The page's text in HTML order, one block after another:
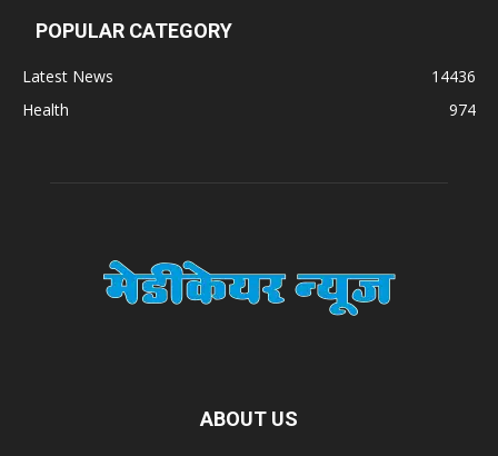
POPULAR CATEGORY
Latest News
14436
Health
974
ABOUT US